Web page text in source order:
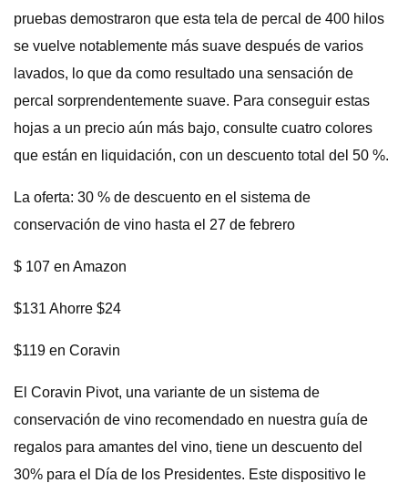
pruebas demostraron que esta tela de percal de 400 hilos
se vuelve notablemente más suave después de varios
lavados, lo que da como resultado una sensación de
percal sorprendentemente suave. Para conseguir estas
hojas a un precio aún más bajo, consulte cuatro colores
que están en liquidación, con un descuento total del 50 %.
La oferta: 30 % de descuento en el sistema de
conservación de vino hasta el 27 de febrero
$ 107 en Amazon
$131 Ahorre $24
$119 en Coravin
El Coravin Pivot, una variante de un sistema de
conservación de vino recomendado en nuestra guía de
regalos para amantes del vino, tiene un descuento del
30% para el Día de los Presidentes. Este dispositivo le